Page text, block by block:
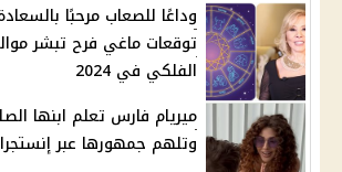
وداعًا للصعاب مرحبًا
توقعات ماغي فرح تبشر
الفلكي في 2024
ميريام فارس تعلم ابنها
وتلهم جمهورها عبر